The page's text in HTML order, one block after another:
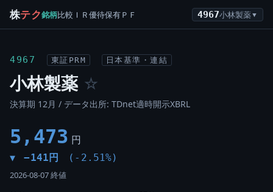
株テク銘柄比較 ＩＲ優待保有ＰＦ 4967小林製薬▼
4967 東証PRM 日本基準・連結
小林製薬 ☆
決算期 12月 / データ出所: TDnet適時開示XBRL
5,473 円
▼ −141円 (-2.51%)
2026-08-07 終値